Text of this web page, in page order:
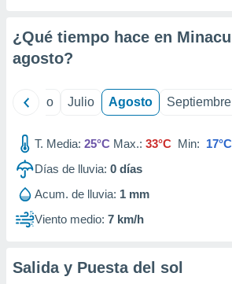
e
de
¿Qué tiempo hace en
agosto?
Junio Julio Agosto Septiembre
T. Media: 25°C Max.: 33°C Min: 17°C
Días de lluvia: 0 días
Acum. de lluvia: 1 mm
Viento medio: 7 km/h
Salida y Puesta del sol